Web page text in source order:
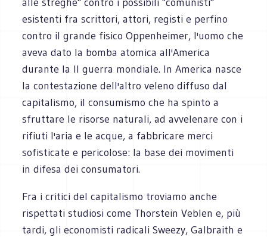
esistenti fra scrittori, attori, registi e perfino
contro il grande fisico Oppenheimer, l'uomo che
aveva dato la bomba atomica all'America
durante la II guerra mondiale. In America nasce
la contestazione dell'altro veleno diffuso dal
capitalismo, il consumismo che ha spinto a
sfruttare le risorse naturali, ad avvelenare con i
rifiuti l'aria e le acque, a fabbricare merci
sofisticate e pericolose: la base dei movimenti
in difesa dei consumatori.
Fra i critici del capitalismo troviamo anche
rispettati studiosi come Thorstein Veblen e, più
tardi, gli economisti radicali Sweezy, Galbraith e